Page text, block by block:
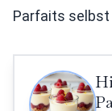
Parfaits selbst